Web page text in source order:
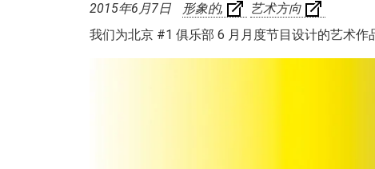
2015年6月7日 形象的
艺术方向
我们为北京 #1 俱乐部 6 月月度节目设计的艺术作